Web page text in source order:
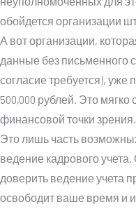
обойдется организации
А вот организации,
данные без письменного
согласие требуется), уже
500,000 рублей. Это
финансовой точки
Это лишь часть
ведение кадрового
доверить ведение учета
освободит ваше время и